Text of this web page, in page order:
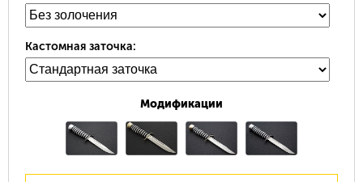
Кастомная заточка:
Модификации